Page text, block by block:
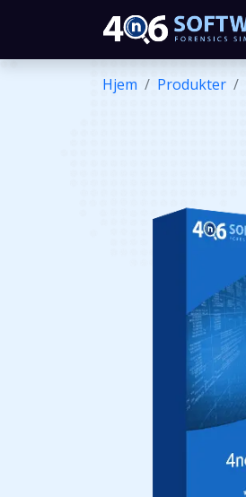
Hjem Produkter